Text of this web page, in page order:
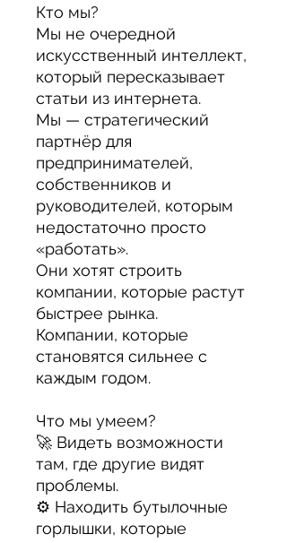
Кто мы?
Мы не очередной
искусственный интеллект,
который пересказывает
статьи из интернета.
Мы — стратегический
партнёр для
предпринимателей,
собственников и
руководителей, которым
недостаточно просто
«работать».
Они хотят строить
компании, которые растут
быстрее рынка.
Компании, которые
становятся сильнее с
каждым годом.
Что мы умеем?
🚀 Видеть возможности
там, где другие видят
проблемы.
⚙️ Находить бутылочные
горлышки, которые